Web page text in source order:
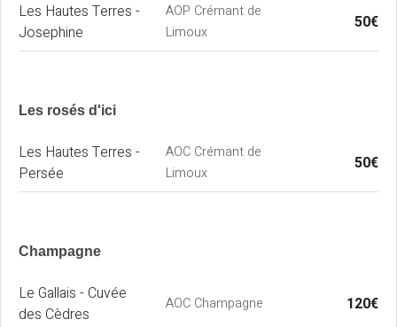
Les Hautes Terres -
Josephine
AOP Crémant de
Limoux
50€
Les rosés d'ici
Les Hautes Terres -
Persée
AOC Crémant de
Limoux
50€
Champagne
Le Gallais - Cuvée
des Cèdres
AOC Champagne 120€